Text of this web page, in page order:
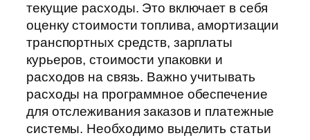
текущие расходы. Это включает в себя
оценку стоимости топлива, амортизации
транспортных средств, зарплаты
курьеров, стоимости упаковки и
расходов на связь. Важно учитывать
расходы на программное обеспечение
для отслеживания заказов и платежные
системы. Необходимо выделить статьи